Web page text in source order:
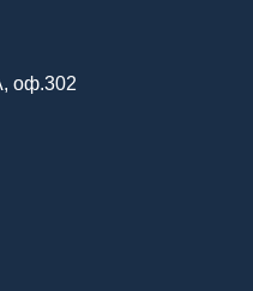
оф.302